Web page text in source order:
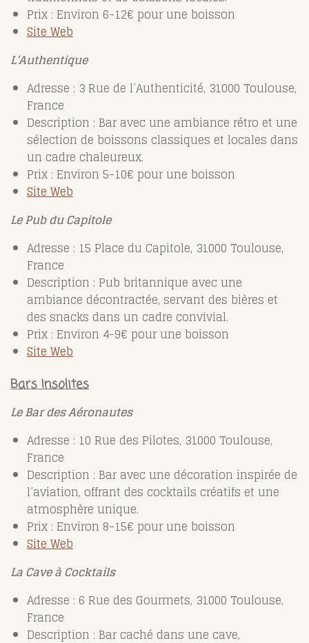
Prix : Environ 6-12€ pour une boisson
Site Web
L’Authentique
Adresse : 3 Rue de l’Authenticité, 31000 Toulouse,
France
Description : Bar avec une ambiance rétro et une
sélection de boissons classiques et locales dans
un cadre chaleureux.
Prix : Environ 5-10€ pour une boisson
Site Web
Le Pub du Capitole
Adresse : 15 Place du Capitole, 31000 Toulouse,
France
Description : Pub britannique avec une
ambiance décontractée, servant des bières et
des snacks dans un cadre convivial.
Prix : Environ 4-9€ pour une boisson
Site Web
Bars Insolites
Le Bar des Aéronautes
Adresse : 10 Rue des Pilotes, 31000 Toulouse,
France
Description : Bar avec une décoration inspirée de
l’aviation, offrant des cocktails créatifs et une
atmosphère unique.
Prix : Environ 8-15€ pour une boisson
Site Web
La Cave à Cocktails
Adresse : 6 Rue des Gourmets, 31000 Toulouse,
France
Description : Bar caché dans une cave,